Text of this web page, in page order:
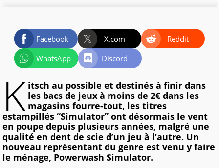
Facebook X.com
Reddit
WhatsApp
Discord
K itsch au possible et destinés à finir dans
les bacs de jeux à moins de 2€ dans les
magasins fourre-tout, les titres
estampillés “Simulator” ont désormais le vent
en poupe depuis plusieurs années, malgré une
qualité en dent de scie d’un jeu à l’autre. Un
nouveau représentant du genre est venu y faire
le ménage, Powerwash Simulator.